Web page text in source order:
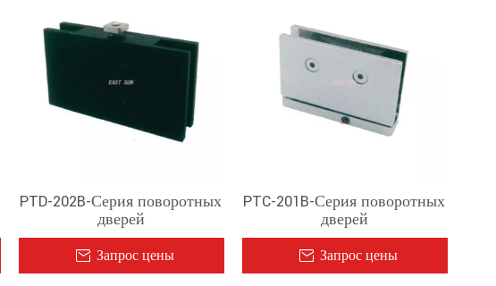
PTD-202B-Серия поворотных
дверей
Запрос цены
PTC-201B-Серия поворотных
дверей
Запрос цены